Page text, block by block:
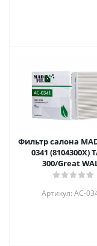
Фильтр салона MAD
0341 (8104300Х)
300/Great
Артикул: AC-